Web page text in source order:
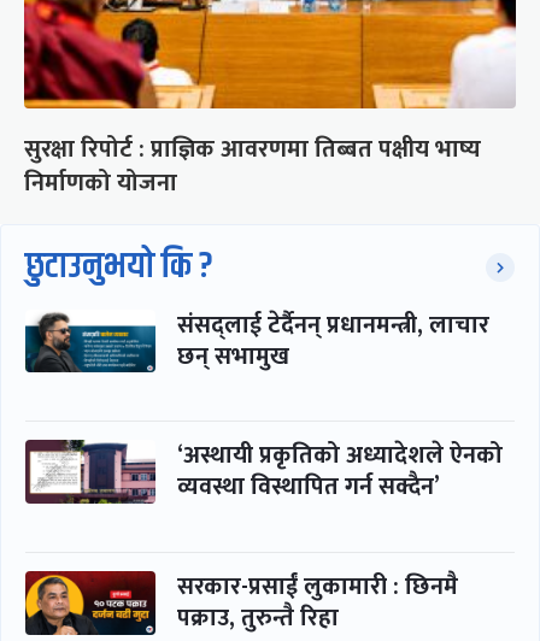
सुरक्षा रिपोर्ट : प्राज्ञिक आवरणमा तिब्बत पक्षीय भाष्य
निर्माणको योजना
छुटाउनुभयो कि ?
संसद्लाई टेर्दैनन् प्रधानमन्त्री, लाचार
छन् सभामुख
‘अस्थायी प्रकृतिको अध्यादेशले ऐनको
व्यवस्था विस्थापित गर्न सक्दैन’
सरकार-प्रसाईं लुकामारी : छिनमै
पक्राउ, तुरुन्तै रिहा